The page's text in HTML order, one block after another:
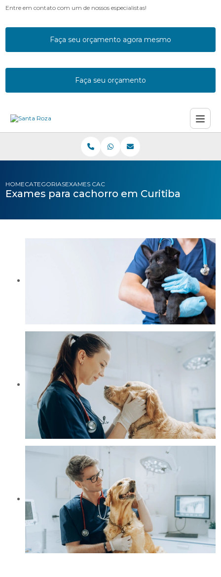
Entre em contato com um de nossos especialistas!
Faça seu orçamento agora mesmo
Faça seu orçamento
HOMECATEGORIASEXAMES CACHORRO CURITIBA
Exames para cachorro em Curitiba